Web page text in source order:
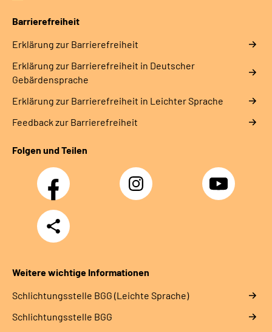
Barrierefreiheit
Erklärung zur Barrierefreiheit
Erklärung zur Barrierefreiheit in Deutscher
Gebärdensprache
Erklärung zur Barrierefreiheit in Leichter Sprache
Feedback zur Barrierefreiheit
Folgen und Teilen
Facebook Instagram YouTube
Teilen
Weitere wichtige Informationen
Schlich­tungs­stel­le BGG (Leichte Sprache)
Schlich­tungs­stel­le BGG